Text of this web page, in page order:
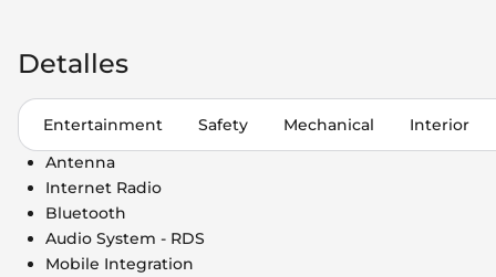
Detalles
Entertainment Safety Mechanical
Interior
Antenna
Internet Radio
Bluetooth
Audio System - RDS
Mobile Integration